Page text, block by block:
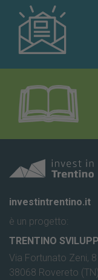
investintrentino.it
è un progetto:
TRENTINO
Via Fortunato Zeni, 8
38068 Rovereto